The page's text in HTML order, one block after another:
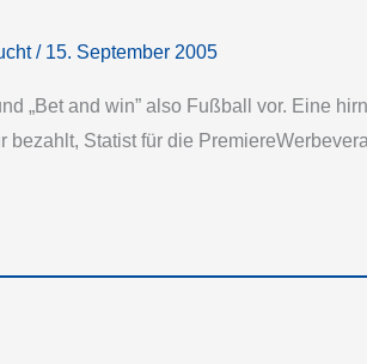
/ 15. September 2005
„Bet and win” also Fußball vor. Eine
Statist für die